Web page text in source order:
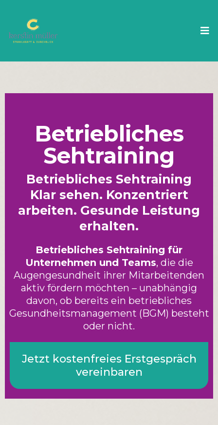
Betriebliches
Sehtraining
Betriebliches Sehtraining
Klar sehen. Konzentriert
arbeiten. Gesunde Leistung
erhalten.
Betriebliches Sehtraining für
Unternehmen und Teams, die die
Augengesundheit ihrer Mitarbeitenden
aktiv fördern möchten – unabhängig
davon, ob bereits ein betriebliches
Gesundheitsmanagement (BGM) besteht
oder nicht.
Jetzt kostenfreies Erstgespräch
vereinbaren